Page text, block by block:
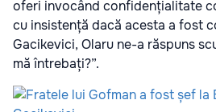
oferi invocând confidențialitate
cu insistență dacă acesta a fost
Gacikevici, Olaru ne-a răspuns
mă întrebați?”.